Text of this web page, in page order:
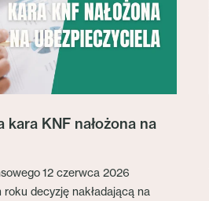
kara KNF nałożona na
12 czerwca 2026
roku decyzję nakładającą na